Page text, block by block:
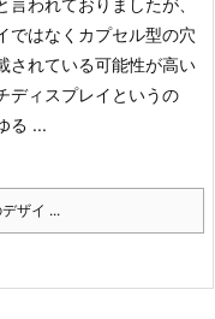
言われておりましたが、
ではなくカプセル型の穴
されている可能性が高い
ディスプレイというの
る ...
ザイ ...